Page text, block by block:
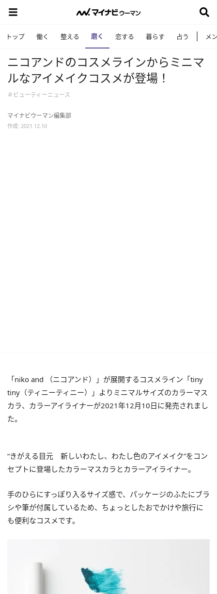
トップ 働く 整える 磨く 恋する 暮らす 占う メ
ニコアンドのコスメラインからミニマ
ルなアイメイクコスメが登場！
＃ビューティーニュース
マイナビウーマン編集部
作成: 2021.12.10
「niko and （ニコアンド）」が展開するコスメライン「tiny
tiny（ティニーティニー）」よりミニマルサイズのカラーマス
カラ、カラーアイライナーが2021年12月10日に発売されまし
た。
“きがえる目元 新しいわたし、わたし色のアイメイク”をコン
セプトに登場したカラーマスカラとカラーアイライナー。
手のひらにすっぽり入るサイズ感で、パッケージのふたにブラ
シや筆が付属しているため、ちょっとしたおでかけや旅行に
も便利なコスメです。